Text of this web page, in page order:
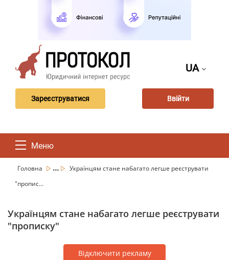
UA
Зареєструватися Ввійти
Меню
Головна ...
Українцям стане набагато легше реєструвати
"пропис...
Українцям стане набагато легше реєструвати
"прописку"
Відключити рекламу